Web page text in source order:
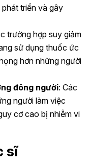
triển và gây
trường hợp suy giảm
sử dụng thuốc ức
hơn những người
đông người: Các
người làm việc
cơ cao bị nhiễm vi
sĩ